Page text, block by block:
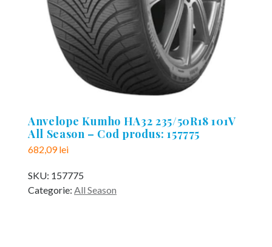
Anvelope Kumho HA32 235/50R18 101V
All Season – Cod produs: 157775
682,09lei
SKU: 157775
Categorie: All Season